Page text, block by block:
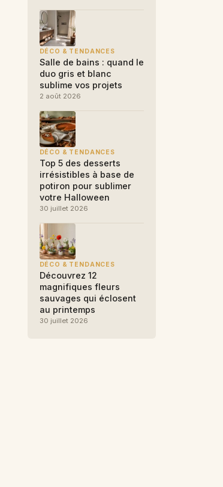
DÉCO & TENDANCES
Salle de bains : quand le
duo gris et blanc
sublime vos projets
2 août 2026
DÉCO & TENDANCES
Top 5 des desserts
irrésistibles à base de
potiron pour sublimer
votre Halloween
30 juillet 2026
DÉCO & TENDANCES
Découvrez 12
magnifiques fleurs
sauvages qui éclosent
au printemps
30 juillet 2026